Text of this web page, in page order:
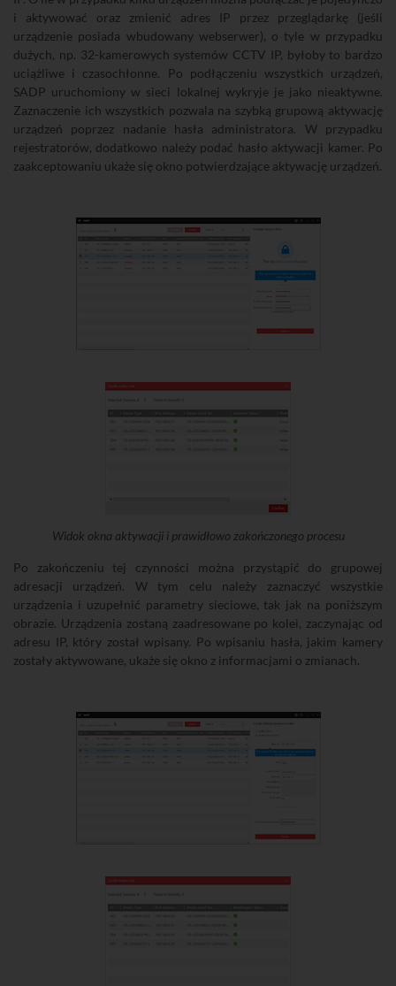
i aktywować oraz zmienić adres IP przez przeglądarkę (jeśli
urządzenie posiada wbudowany webserwer), o tyle w przypadku
dużych, np. 32-kamerowych systemów CCTV IP, byłoby to bardzo
uciążliwe i czasochłonne. Po podłączeniu wszystkich urządzeń,
SADP uruchomiony w sieci lokalnej wykryje je jako nieaktywne.
Zaznaczenie ich wszystkich pozwala na szybką grupową aktywację
urządzeń poprzez nadanie hasła administratora. W przypadku
rejestratorów, dodatkowo należy podać hasło aktywacji kamer. Po
zaakceptowaniu ukaże się okno potwierdzające aktywację urządzeń.
Widok okna aktywacji i prawidłowo zakończonego procesu
Po zakończeniu tej czynności można przystąpić do grupowej
adresacji urządzeń. W tym celu należy zaznaczyć wszystkie
urządzenia i uzupełnić parametry sieciowe, tak jak na poniższym
obrazie. Urządzenia zostaną zaadresowane po kolei, zaczynając od
adresu IP, który został wpisany. Po wpisaniu hasła, jakim kamery
zostały aktywowane, ukaże się okno z informacjami o zmianach.